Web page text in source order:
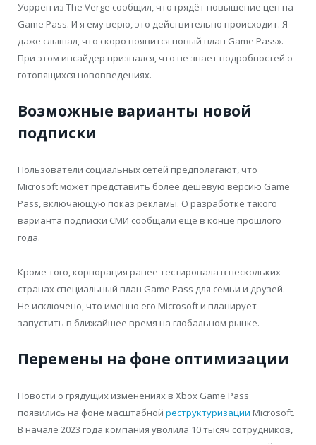
Уоррен из The Verge сообщил, что грядёт повышение цен на
Game Pass. И я ему верю, это действительно происходит. Я
даже слышал, что скоро появится новый план Game Pass».
При этом инсайдер признался, что не знает подробностей о
готовящихся нововведениях.
Возможные варианты новой
подписки
Пользователи социальных сетей предполагают, что
Microsoft может представить более дешёвую версию Game
Pass, включающую показ рекламы. О разработке такого
варианта подписки СМИ сообщали ещё в конце прошлого
года.
Кроме того, корпорация ранее тестировала в нескольких
странах специальный план Game Pass для семьи и друзей.
Не исключено, что именно его Microsoft и планирует
запустить в ближайшее время на глобальном рынке.
Перемены на фоне оптимизации
Новости о грядущих изменениях в Xbox Game Pass
появились на фоне масштабной реструктуризации Microsoft.
В начале 2023 года компания уволила 10 тысяч сотрудников,